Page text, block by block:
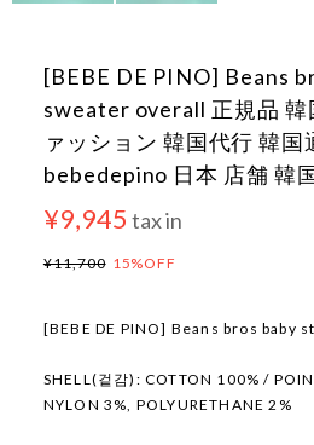
[BEBE DE PINO] Beans
sweater overall 正規品 韓
ァッション 韓国代行 韓国
bebedepino 日本 店舗 韓
¥9,945 tax in
¥11,700 15%OFF
[BEBE DE PINO] Beans bros baby
SHELL(겉감): COTTON 100% /
NYLON 3%, POLYURETHANE 2%